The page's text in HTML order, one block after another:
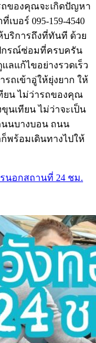
ถของคุณจะเกิดปัญหา
บอร์ 095-159-4540
บริการถึงที่ทันที ด้วย
กรณ์ซ่อมที่ครบครัน
ลแก้ไขอย่างรวดเร็ว
ถเข้าอู่ให้ยุ่งยาก ให้
ยน ไม่ว่ารถของคุณ
นเทียน ไม่ว่าจะเป็น
นบางบอน ถนน
พร้อมเดินทางไปให้
นอกสถานที่ 24 ชม.